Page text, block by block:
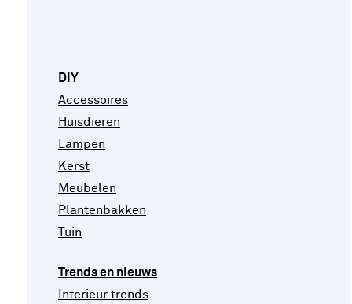
DIY
Accessoires
Huisdieren
Lampen
Kerst
Meubelen
Plantenbakken
Tuin
Trends en nieuws
Interieur trends